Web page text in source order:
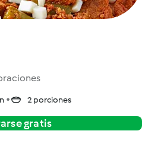
2 porciones
gratis